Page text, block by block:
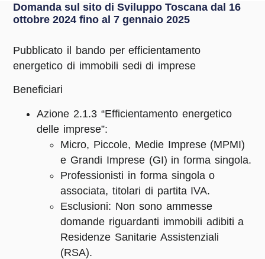
Domanda sul sito di Sviluppo Toscana dal 16
ottobre 2024 fino al 7 gennaio 2025
Pubblicato il bando per efficientamento
energetico di immobili sedi di imprese
Beneficiari
Azione 2.1.3 “Efficientamento energetico
delle imprese”:
Micro, Piccole, Medie Imprese (MPMI)
e Grandi Imprese (GI) in forma singola.
Professionisti in forma singola o
associata, titolari di partita IVA.
Esclusioni: Non sono ammesse
domande riguardanti immobili adibiti a
Residenze Sanitarie Assistenziali
(RSA).